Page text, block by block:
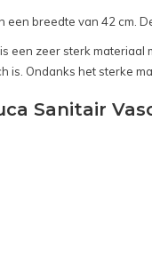
breedte van 42 cm.
een zeer sterk
is. Ondanks het sterke
Sanitair